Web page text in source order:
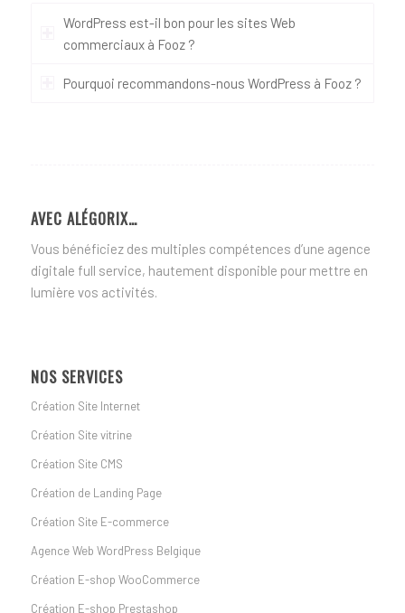
WordPress est-il bon pour les sites Web
commerciaux à Fooz ?
Pourquoi recommandons-nous WordPress à Fooz ?
AVEC ALÉGORIX…
Vous bénéficiez des multiples compétences d’une agence
digitale full service, hautement disponible pour mettre en
lumière vos activités.
NOS SERVICES
Création Site Internet
Création Site vitrine
Création Site CMS
Création de Landing Page
Création Site E-commerce
Agence Web WordPress Belgique
Création E-shop WooCommerce
Création E-shop Prestashop